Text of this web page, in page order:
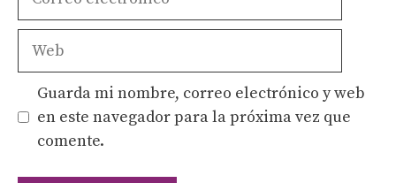
Web
Guarda mi nombre, correo electrónico y web
en este navegador para la próxima vez que
comente.